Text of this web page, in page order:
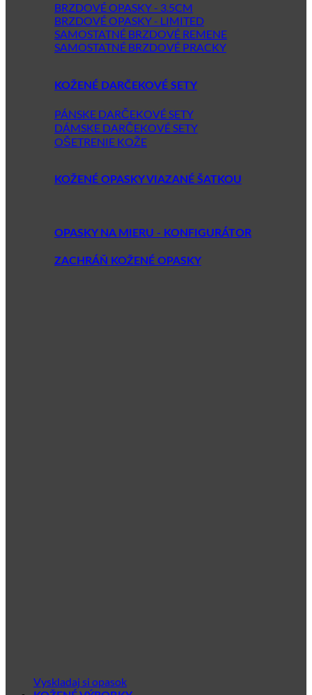
BRZDOVÉ OPASKY - 3.5CM
BRZDOVÉ OPASKY - LIMITED
SAMOSTATNÉ BRZDOVÉ REMENE
SAMOSTATNÉ BRZDOVÉ PRACKY
KOŽENÉ DARČEKOVÉ SETY
PÁNSKE DARČEKOVÉ SETY
DÁMSKE DARČEKOVÉ SETY
OŠETRENIE KOŽE
KOŽENÉ OPASKY VIAZANÉ ŠATKOU
OPASKY NA MIERU - KONFIGURÁTOR
ZACHRÁŇ KOŽENÉ OPASKY
Vyskladaj si opasok